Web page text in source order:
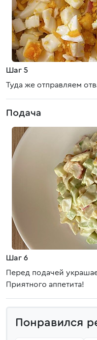
Шаг 5
Туда же отправляем
Подача
Шаг 6
Перед подачей
Приятного аппетита!
Понравился